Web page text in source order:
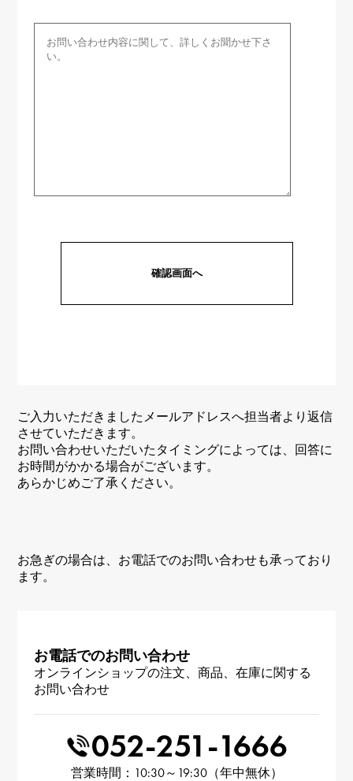
ご入力いただきましたメールアドレスへ担当者より返信
させていただきます。
お問い合わせいただいたタイミングによっては、回答に
お時間がかかる場合がございます。
あらかじめご了承ください。
お急ぎの場合は、お電話でのお問い合わせも承っており
ます。
お電話でのお問い合わせ
オンラインショップの注文、商品、在庫に関する
お問い合わせ
052-251-1666
営業時間：10:30～19:30（年中無休）